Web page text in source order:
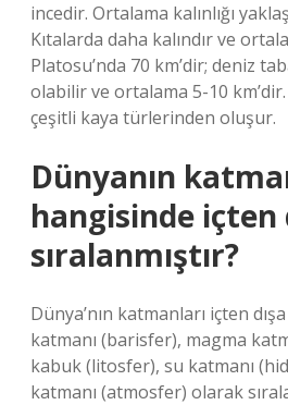
incedir. Ortalama kalınlığı
Kıtalarda daha kalındır ve
Platosu’nda 70 km’dir; deniz
olabilir ve ortalama 5-10
çeşitli kaya türlerinden oluşur.
Dünyanın
hangisinde içten
sıralanmıştır?
Dünya’nın katmanları içten
katmanı (barisfer), magma
kabuk (litosfer), su katmanı
katmanı (atmosfer) olarak